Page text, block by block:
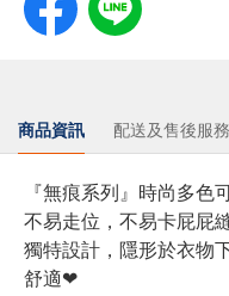
商品資訊 配送及售後服
『無痕系列』時尚多色
不易走位，不易卡屁屁
獨特設計，隱形於衣物
舒適❤